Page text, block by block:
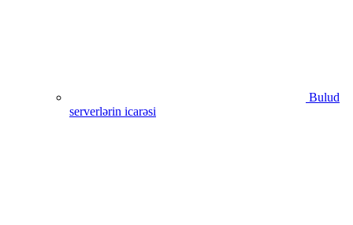
Bulud
serverlərin icarəsi